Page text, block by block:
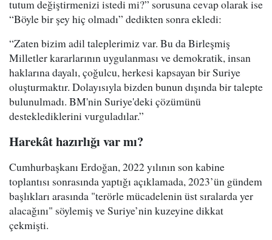
tutum değiştirmenizi istedi mi?” sorusuna cevap olarak ise
“Böyle bir şey hiç olmadı” dedikten sonra ekledi:
“Zaten bizim adil taleplerimiz var. Bu da Birleşmiş
Milletler kararlarının uygulanması ve demokratik, insan
haklarına dayalı, çoğulcu, herkesi kapsayan bir Suriye
oluşturmaktır. Dolayısıyla bizden bunun dışında bir talepte
bulunulmadı. BM'nin Suriye'deki çözümünü
desteklediklerini vurguladılar.”
Harekât hazırlığı var mı?
Cumhurbaşkanı Erdoğan, 2022 yılının son kabine
toplantısı sonrasında yaptığı açıklamada, 2023’ün gündem
başlıkları arasında "terörle mücadelenin üst sıralarda yer
alacağını" söylemiş ve Suriye’nin kuzeyine dikkat
çekmişti.